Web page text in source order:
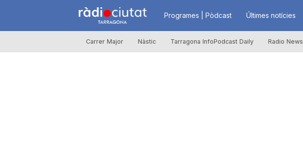
R
à
Programes | Pòdcast Últimes notícies
Carrer Major Nàstic Tarragona InfoPodcast Daily Radio News